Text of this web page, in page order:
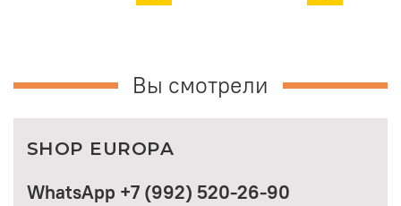
Вы смотрели
WhatsApp +7 (992) 520-26-90
SHOP EUROPA